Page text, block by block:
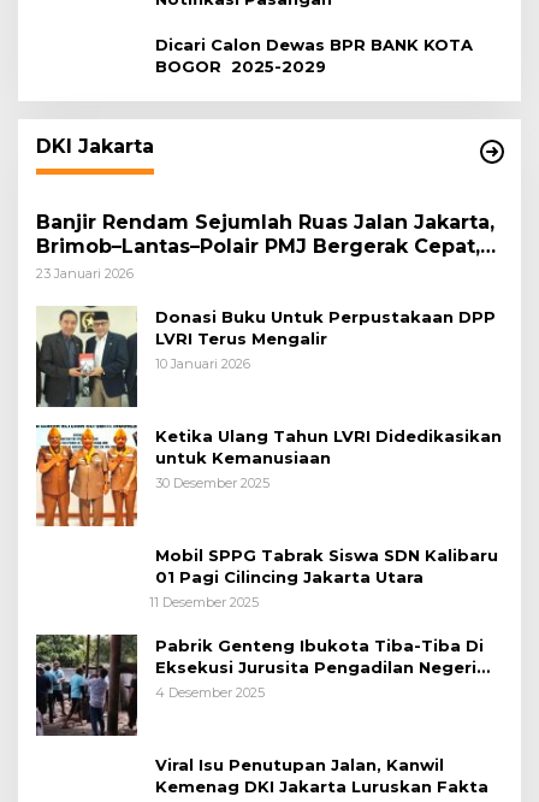
Dicari Calon Dewas BPR BANK KOTA
BOGOR 2025-2029
DKI Jakarta
Banjir Rendam Sejumlah Ruas Jalan Jakarta,
Brimob–Lantas–Polair PMJ Bergerak Cepat,
Polri Siagakan 128.247 Personel Secara
23 Januari 2026
Donasi Buku Untuk Perpustakaan DPP
LVRI Terus Mengalir
10 Januari 2026
Ketika Ulang Tahun LVRI Didedikasikan
untuk Kemanusiaan
30 Desember 2025
Mobil SPPG Tabrak Siswa SDN Kalibaru
01 Pagi Cilincing Jakarta Utara
11 Desember 2025
Pabrik Genteng Ibukota Tiba-Tiba Di
Eksekusi Jurusita Pengadilan Negeri
Tangerang, Diduga Cacat Hukum Sejak
4 Desember 2025
Viral Isu Penutupan Jalan, Kanwil
Kemenag DKI Jakarta Luruskan Fakta